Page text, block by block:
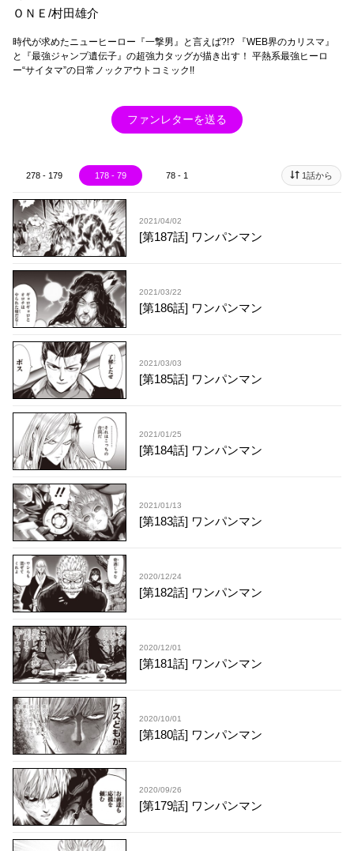
ＯＮＥ/村田雄介
時代が求めたニューヒーロー『一撃男』と言えば?!? 『WEB界のカリスマ』
と『最強ジャンプ遺伝子』の超強力タッグが描き出す！ 平熱系最強ヒーロ
ー“サイタマ”の日常ノックアウトコミック!!
ファンレターを送る
278 - 179 178 - 79 78 - 1 1話から
2021/04/02
[第187話] ワンパンマン
2021/03/22
[第186話] ワンパンマン
2021/03/03
[第185話] ワンパンマン
2021/01/25
[第184話] ワンパンマン
2021/01/13
[第183話] ワンパンマン
2020/12/24
[第182話] ワンパンマン
2020/12/01
[第181話] ワンパンマン
2020/10/01
[第180話] ワンパンマン
2020/09/26
[第179話] ワンパンマン